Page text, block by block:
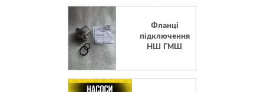
Фланці
підключення
НШ ГМШ